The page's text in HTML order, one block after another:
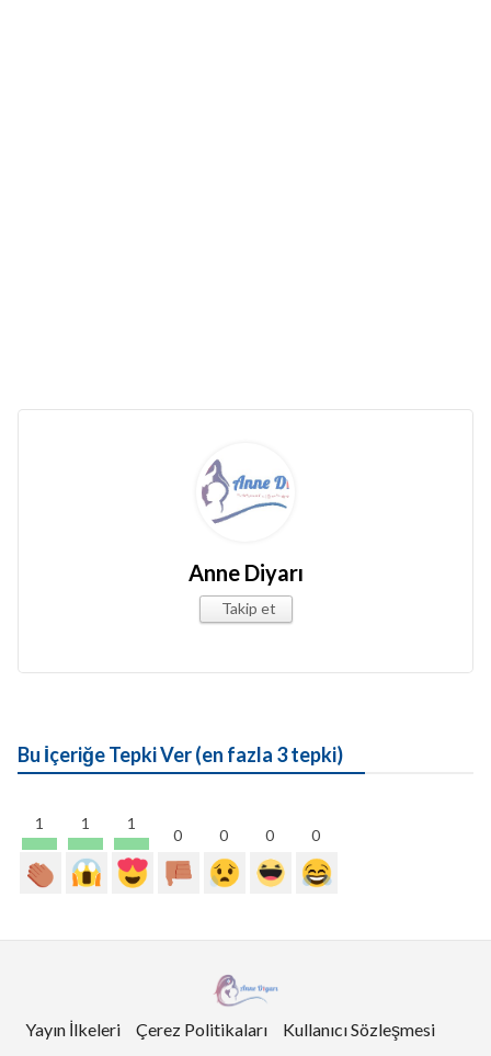
Anne Diyarı
Takip et
Bu İçeriğe Tepki Ver (en fazla 3 tepki)
1 1 1
0 0 0 0
Yayın İlkeleri Çerez Politikaları Kullanıcı Sözleşmesi